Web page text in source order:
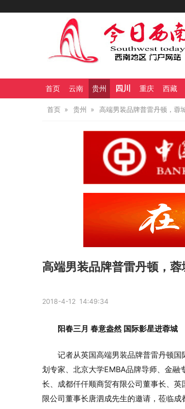
首页 云南 贵州 四川 重庆 西藏
首页 贵州 高端男装品牌普雷丹顿，蓉
高端男装品牌普雷丹顿，
2018-4-12 14:49:34
阳春三月 春意盎然 国际影星进蓉城
记者从英国高端男装品牌普雷丹顿
划专家、北京大学EMBA品牌导师、金融
长、成都仟仟顺商贸有限公司董事长、
限公司董事长唐泗成先生的邀请，莅临成